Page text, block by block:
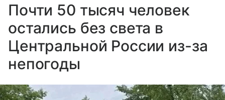
Почти 50 тысяч человек
остались без света в
Центральной России из-за
непогоды